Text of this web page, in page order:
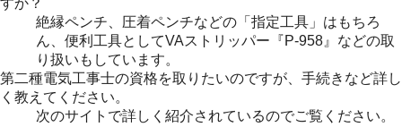
すか？
絶縁ペンチ、圧着ペンチなどの「指定工具」はもちろ
ん、便利工具としてVAストリッパー『P-958』などの取
り扱いもしています。
第二種電気工事士の資格を取りたいのですが、手続きなど詳し
く教えてください。
次のサイトで詳しく紹介されているのでご覧ください。